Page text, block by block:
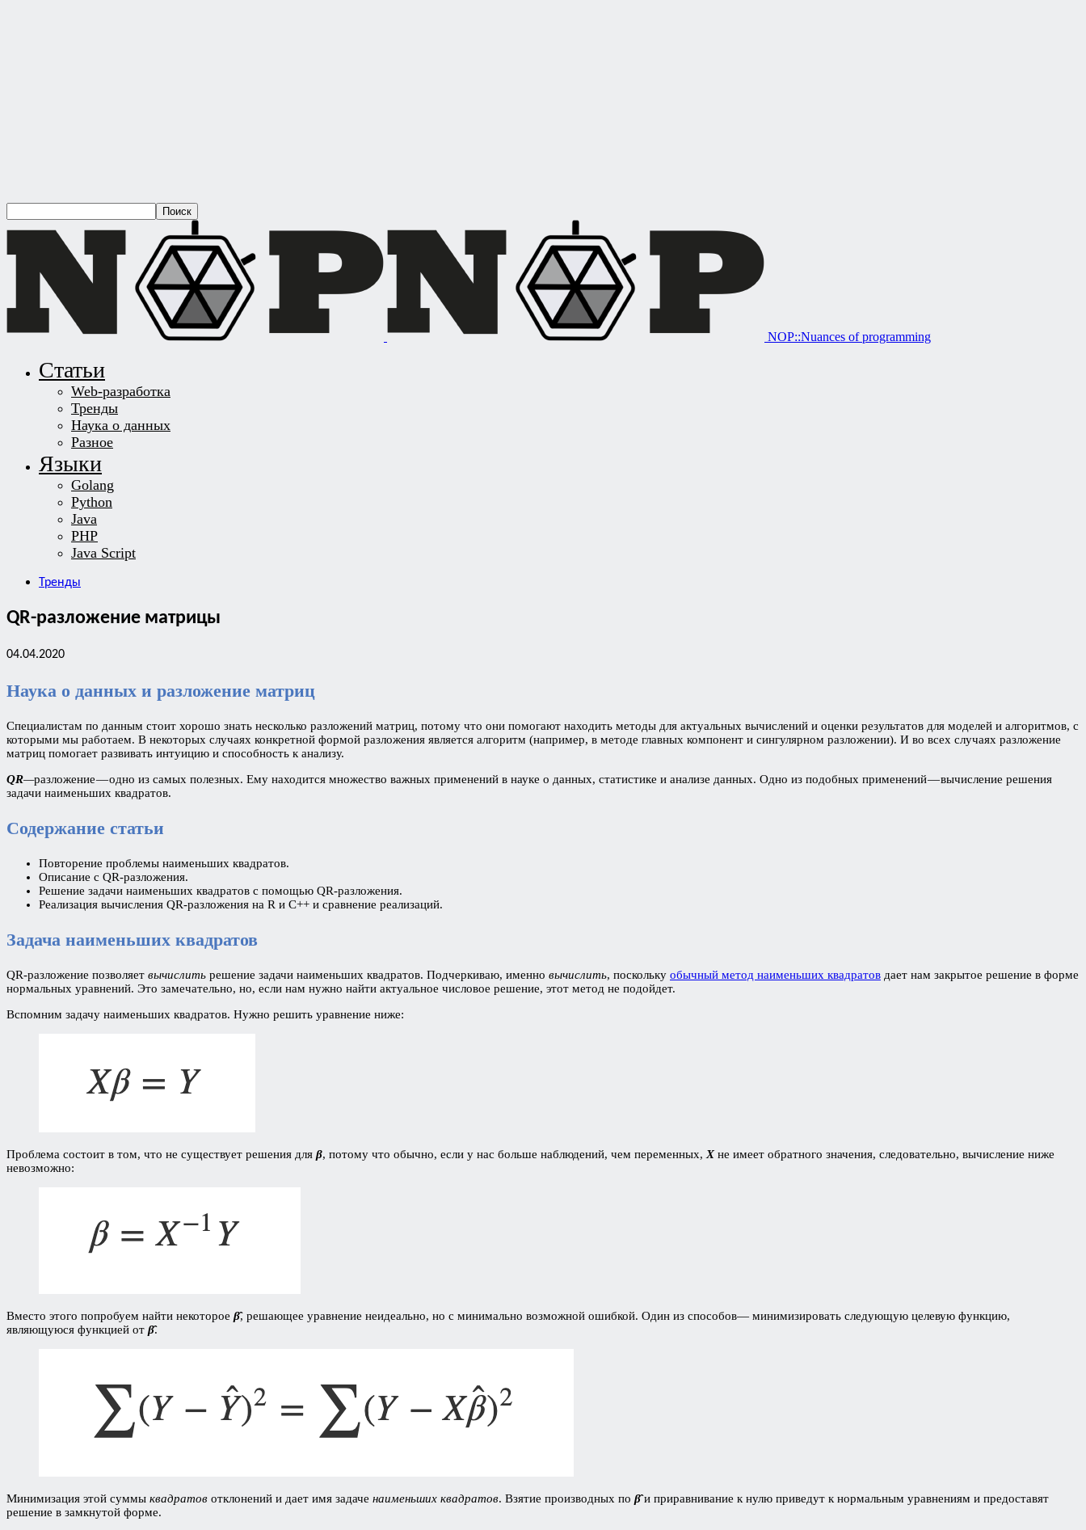
NOP::Nuances of programming
Статьи
Web-разработка
Тренды
Наука о данных
Разное
Языки
Golang
Python
Java
PHP
Java Script
Тренды
QR-разложение матрицы
04.04.2020
Наука о данных и разложение матриц
Специалистам по данным стоит хорошо знать несколько разложений матриц, потому что они помогают находить методы для актуальных вычислений и оценки результатов для моделей и алгоритмов, с
которыми мы работаем. В некоторых случаях конкретной формой разложения является алгоритм (например, в методе главных компонент и сингулярном разложении). И во всех случаях разложение
матриц помогает развивать интуицию и способность к анализу.
QR—разложение — одно из самых полезных. Ему находится множество важных применений в науке о данных, статистике и анализе данных. Одно из подобных применений — вычисление решения
задачи наименьших квадратов.
Содержание статьи
Повторение проблемы наименьших квадратов.
Описание с QR-разложения.
Решение задачи наименьших квадратов с помощью QR-разложения.
Реализация вычисления QR-разложения на R и C++ и сравнение реализаций.
Задача наименьших квадратов
QR-разложение позволяет вычислить решение задачи наименьших квадратов. Подчеркиваю, именно вычислить, поскольку обычный метод наименьших квадратов дает нам закрытое решение в форме
нормальных уравнений. Это замечательно, но, если нам нужно найти актуальное числовое решение, этот метод не подойдет.
Вспомним задачу наименьших квадратов. Нужно решить уравнение ниже:
Проблема состоит в том, что не существует решения для β, потому что обычно, если у нас больше наблюдений, чем переменных, Xне имеет обратного значения, следовательно, вычисление ниже
невозможно:
Вместо этого попробуем найти некоторое β̂, решающее уравнение неидеально, но с минимально возможной ошибкой. Один из способов— минимизировать следующую целевую функцию,
являющуюся функцией от β̂.
Минимизация этой суммы квадратов отклонений и дает имя задаче наименьших квадратов. Взятие производных по β̂и приравнивание к нулю приведут к нормальным уравнениям и предоставят
решение в замкнутой форме.